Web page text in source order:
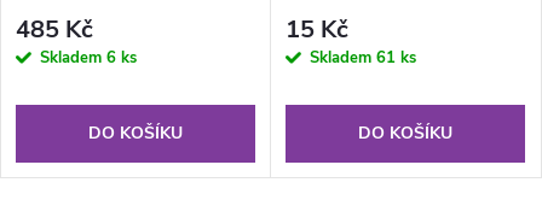
485 Kč
Skladem 6 ks
DO KOŠÍKU
15 Kč
Skladem 61 ks
DO KOŠÍKU